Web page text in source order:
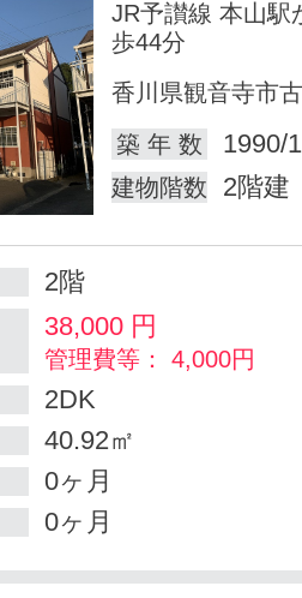
JR予讃線 本山駅
歩44分
香川県観音寺市
築 年 数
1990/
建物階数 2階建
2階
38,000 円
管理費等： 4,000円
2DK
40.92㎡
0ヶ月
0ヶ月